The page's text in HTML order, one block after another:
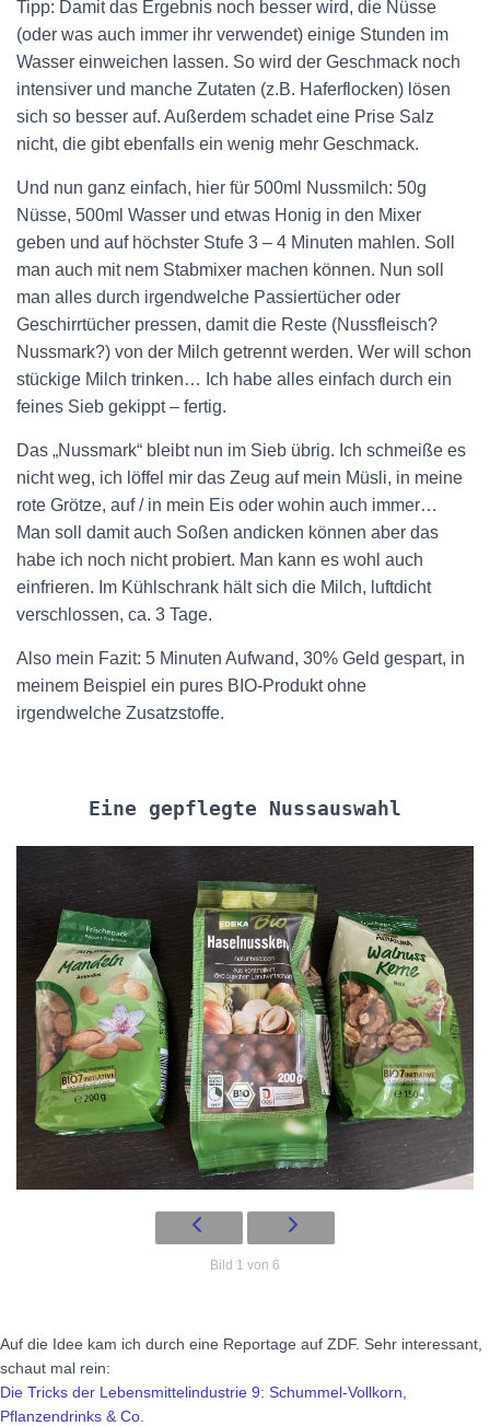
Tipp: Damit das Ergebnis noch besser wird, die Nüsse
(oder was auch immer ihr verwendet) einige Stunden im
Wasser einweichen lassen. So wird der Geschmack noch
intensiver und manche Zutaten (z.B. Haferflocken) lösen
sich so besser auf. Außerdem schadet eine Prise Salz
nicht, die gibt ebenfalls ein wenig mehr Geschmack.
Und nun ganz einfach, hier für 500ml Nussmilch: 50g
Nüsse, 500ml Wasser und etwas Honig in den Mixer
geben und auf höchster Stufe 3 – 4 Minuten mahlen. Soll
man auch mit nem Stabmixer machen können. Nun soll
man alles durch irgendwelche Passiertücher oder
Geschirrtücher pressen, damit die Reste (Nussfleisch?
Nussmark?) von der Milch getrennt werden. Wer will schon
stückige Milch trinken… Ich habe alles einfach durch ein
feines Sieb gekippt – fertig.
Das „Nussmark“ bleibt nun im Sieb übrig. Ich schmeiße es
nicht weg, ich löffel mir das Zeug auf mein Müsli, in meine
rote Grötze, auf / in mein Eis oder wohin auch immer…
Man soll damit auch Soßen andicken können aber das
habe ich noch nicht probiert. Man kann es wohl auch
einfrieren. Im Kühlschrank hält sich die Milch, luftdicht
verschlossen, ca. 3 Tage.
Also mein Fazit: 5 Minuten Aufwand, 30% Geld gespart, in
meinem Beispiel ein pures BIO-Produkt ohne
irgendwelche Zusatzstoffe.
Eine gepflegte Nussauswahl
Bild 1 von 6
Auf die Idee kam ich durch eine Reportage auf ZDF. Sehr interessant,
schaut mal rein:
Die Tricks der Lebensmittelindustrie 9: Schummel-Vollkorn,
Pflanzendrinks & Co.